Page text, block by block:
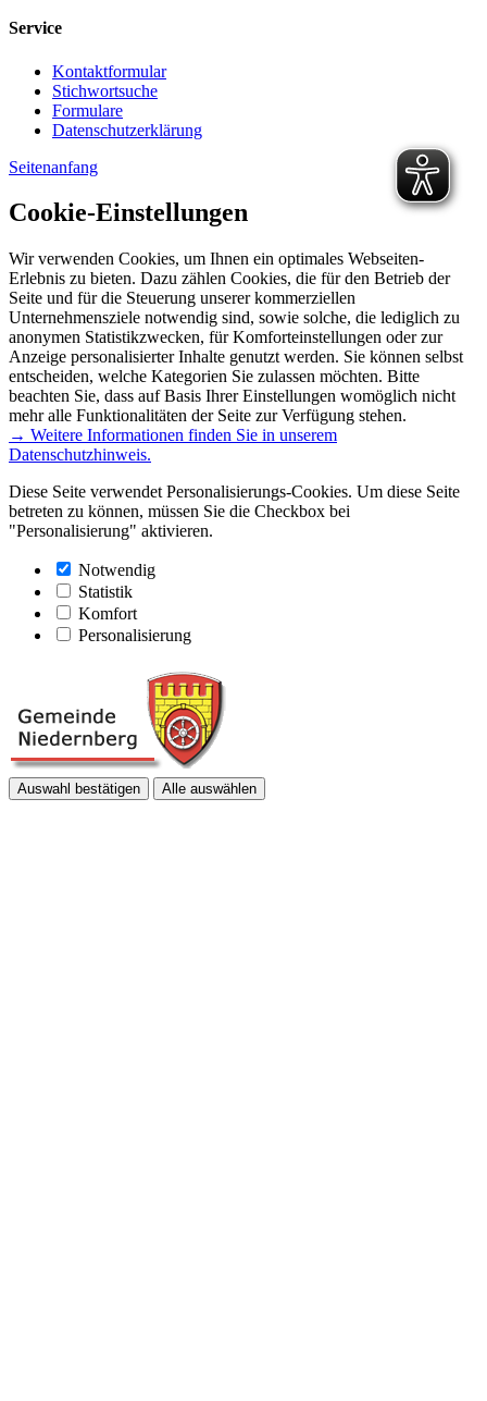
Service
Kontaktformular
Stichwortsuche
Formulare
Datenschutzerklärung
Seitenanfang
Cookie-Einstellungen
Wir verwenden Cookies, um Ihnen ein optimales Webseiten-
Erlebnis zu bieten. Dazu zählen Cookies, die für den Betrieb der
Seite und für die Steuerung unserer kommerziellen
Unternehmensziele notwendig sind, sowie solche, die lediglich zu
anonymen Statistikzwecken, für Komforteinstellungen oder zur
Anzeige personalisierter Inhalte genutzt werden. Sie können selbst
entscheiden, welche Kategorien Sie zulassen möchten. Bitte
beachten Sie, dass auf Basis Ihrer Einstellungen womöglich nicht
mehr alle Funktionalitäten der Seite zur Verfügung stehen.
→ Weitere Informationen finden Sie in unserem
Datenschutzhinweis.
Diese Seite verwendet Personalisierungs-Cookies. Um diese Seite
betreten zu können, müssen Sie die Checkbox bei
"Personalisierung" aktivieren.
Notwendig
Statistik
Komfort
Personalisierung
Auswahl bestätigen Alle auswählen